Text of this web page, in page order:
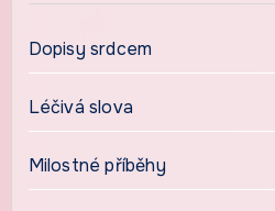
Dopisy srdcem
Léčivá slova
Milostné příběhy